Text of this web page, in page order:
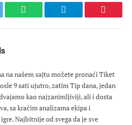
WhatsApp Telegram
na našem sajtu možete pronaći Tiket
9 sati ujutro, zatim Tip dana, jedan
kao najzanimljiviji, ali i dosta
sa kraćim analizama ekipa i
Najbitnije od svega da je sve